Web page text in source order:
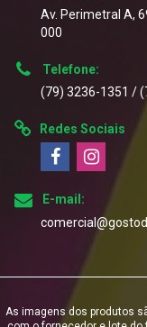
Av. Perimetral A,
000
Telefone:
(79) 3236-1351 /
Redes Sociais
E-mail:
As imagens dos produtos